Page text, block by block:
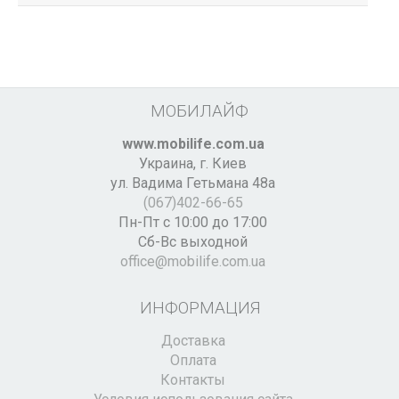
МОБИЛАЙФ
www.mobilife.com.ua
Украина, г. Киев
ул. Вадима Гетьмана 48а
(067)402-66-65
Пн-Пт с 10:00 до 17:00
Сб-Вс выходной
office@mobilife.com.ua
ИНФОРМАЦИЯ
Доставка
Оплата
Контакты